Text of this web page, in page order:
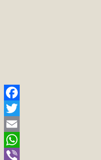
Facebook
Twitter
Email
WhatsApp